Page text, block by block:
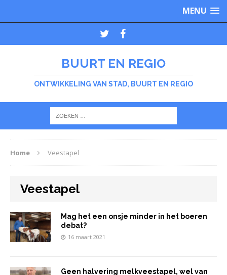
MENU
BUURT EN REGIO
ONTWIKKELING VAN STAD, BUURT EN REGIO
Home Veestapel
Veestapel
Mag het een onsje minder in het boeren
debat?
16 maart 2021
Geen halvering melkveestapel, wel van